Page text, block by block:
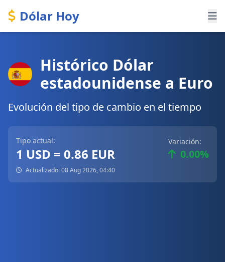
Dólar Hoy
Histórico Dólar
estadounidense a Euro
Evolución del tipo de cambio en el tiempo
Tipo actual:
1 USD = 0.86 EUR
Variación:
0.00%
Actualizado: 08 Aug 2026, 04:40